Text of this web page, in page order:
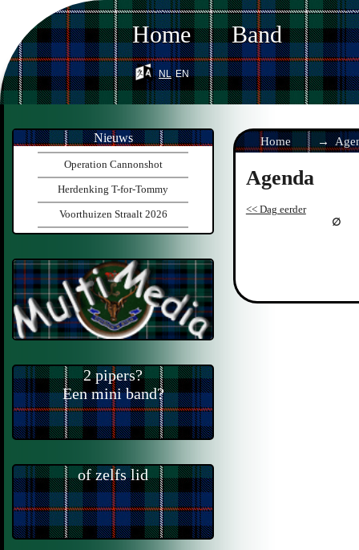
Home Band
nl en
Home
Agenda
<< Dag eerder
Nieuws
Operation Cannonshot
Herdenking T-for-Tommy
Voorthuizen Straalt 2026
2 pipers?
Een mini band?
of zelfs lid